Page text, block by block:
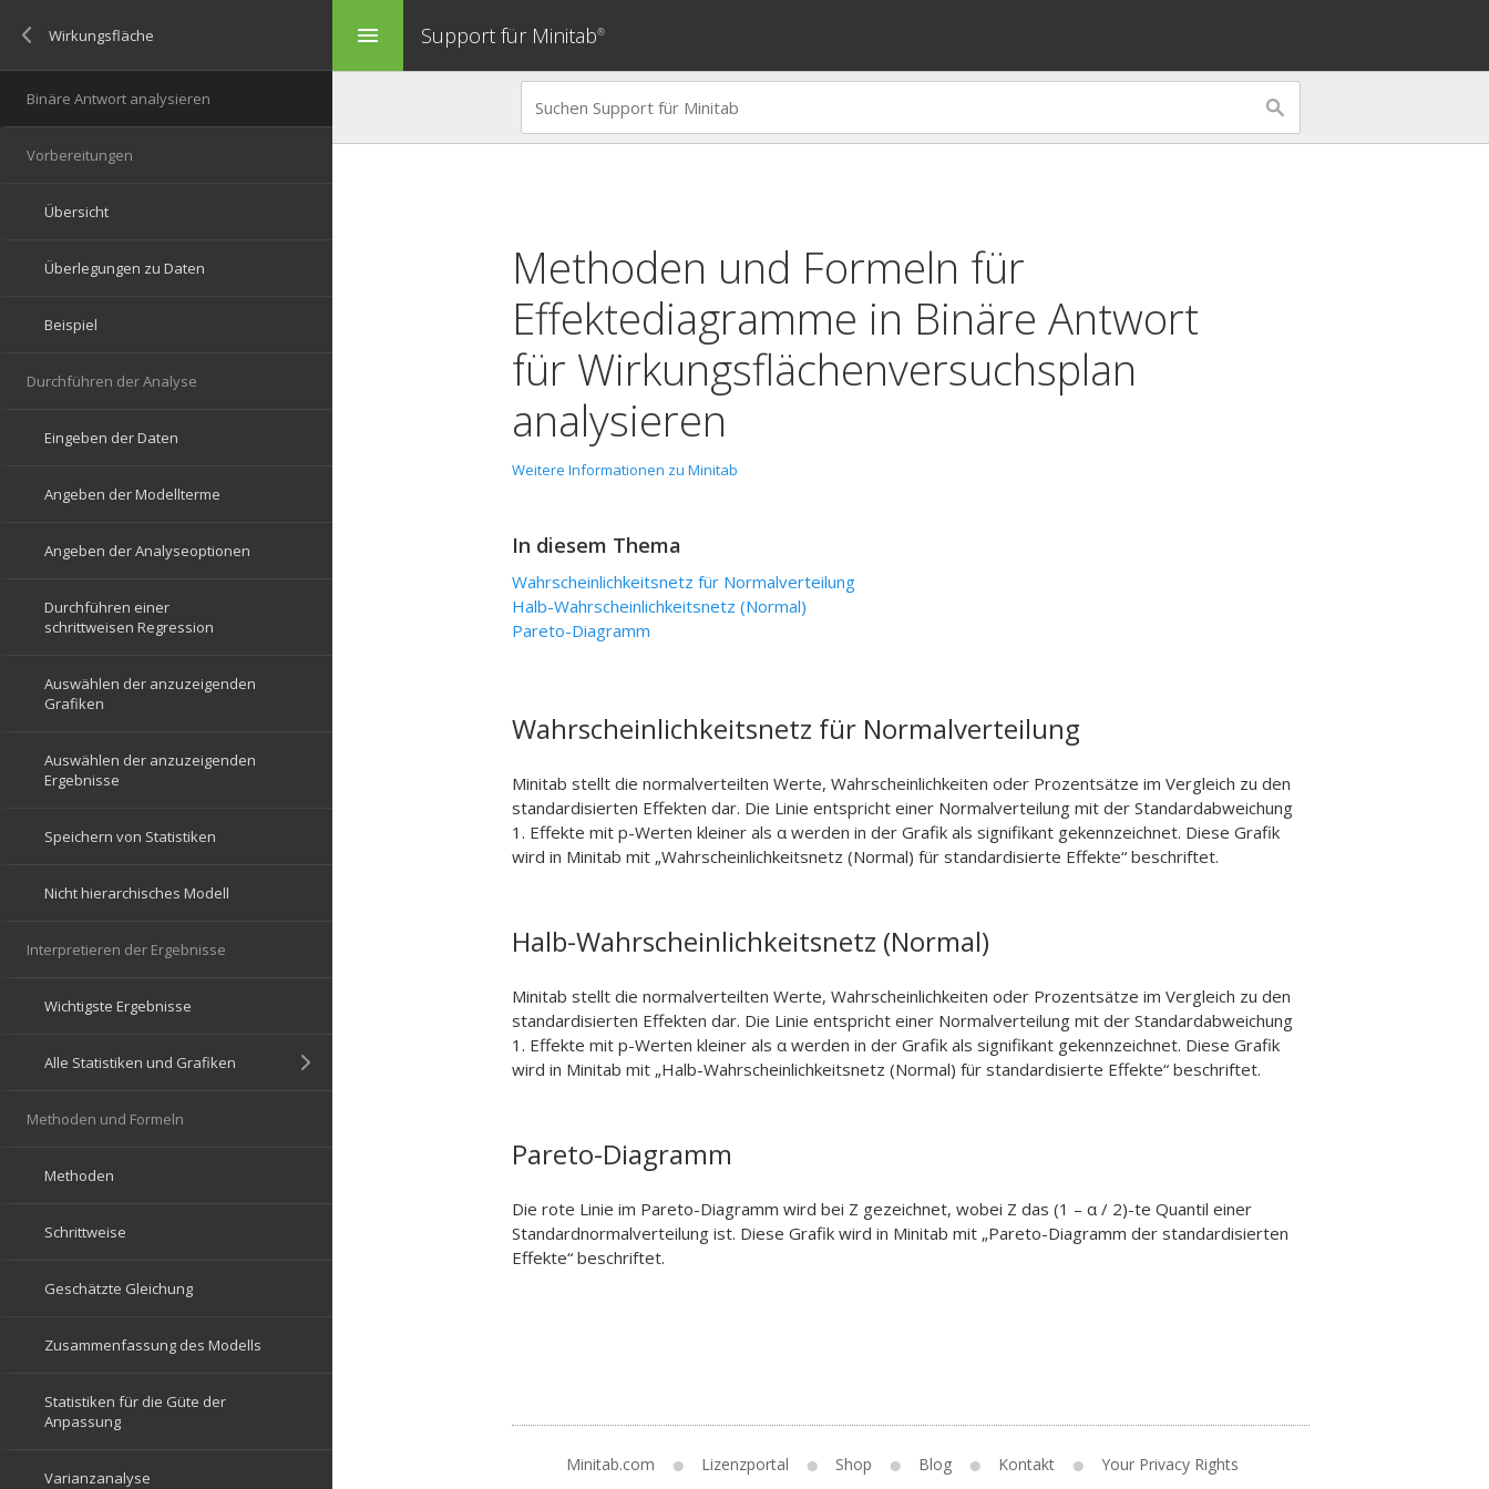
menu Support für Minitab®
Methoden und Formeln für
Effektediagramme in Binäre Antwort
für Wirkungsflächenversuchsplan
analysieren
Weitere Informationen zu Minitab
In diesem Thema
Wahrscheinlichkeitsnetz für Normalverteilung
Halb-Wahrscheinlichkeitsnetz (Normal)
Pareto-Diagramm
Wahrscheinlichkeitsnetz für Normalverteilung
Minitab stellt die normalverteilten Werte, Wahrscheinlichkeiten oder Prozentsätze im Vergleich zu den
standardisierten Effekten dar. Die Linie entspricht einer Normalverteilung mit der Standardabweichung
1. Effekte mit p-Werten kleiner als α werden in der Grafik als signifikant gekennzeichnet. Diese Grafik
wird in Minitab mit „Wahrscheinlichkeitsnetz (Normal) für standardisierte Effekte“ beschriftet.
Halb-Wahrscheinlichkeitsnetz (Normal)
Minitab stellt die normalverteilten Werte, Wahrscheinlichkeiten oder Prozentsätze im Vergleich zu den
standardisierten Effekten dar. Die Linie entspricht einer Normalverteilung mit der Standardabweichung
1. Effekte mit p-Werten kleiner als α werden in der Grafik als signifikant gekennzeichnet. Diese Grafik
wird in Minitab mit „Halb-Wahrscheinlichkeitsnetz (Normal) für standardisierte Effekte“ beschriftet.
Pareto-Diagramm
Die rote Linie im Pareto-Diagramm wird bei Z gezeichnet, wobei Z das (1 – α / 2)-te Quantil einer
Standardnormalverteilung ist. Diese Grafik wird in Minitab mit „Pareto-Diagramm der standardisierten
Effekte“ beschriftet.
Minitab.com Lizenzportal Shop Blog Kontakt Your Privacy Rights